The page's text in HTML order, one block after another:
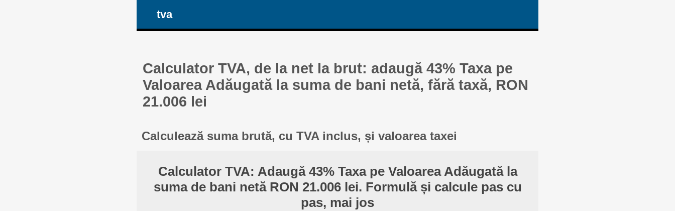
tva
Calculator TVA, de la net la brut: adaugă 43% Taxa pe
Valoarea Adăugată la suma de bani netă, fără taxă, RON
21.006 lei
Calculează suma brută, cu TVA inclus, și valoarea taxei
Calculator TVA: Adaugă 43% Taxa pe Valoarea Adăugată la
suma de bani netă RON 21.006 lei. Formulă și calcule pas cu
pas, mai jos